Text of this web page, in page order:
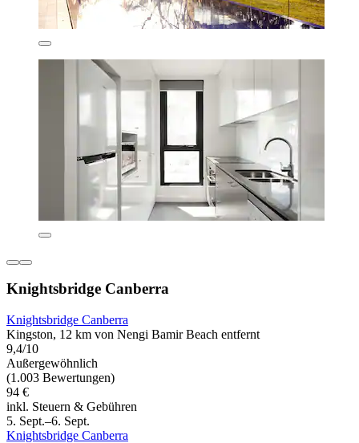
Knightsbridge Canberra
Knightsbridge Canberra
Kingston, 12 km von Nengi Bamir Beach entfernt
9,4/10
Außergewöhnlich
(1.003 Bewertungen)
94 €
inkl. Steuern & Gebühren
5. Sept.–6. Sept.
Knightsbridge Canberra